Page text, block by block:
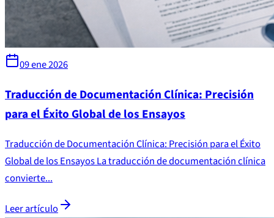
09 ene 2026
Traducción de Documentación Clínica: Precisión
para el Éxito Global de los Ensayos
Traducción de Documentación Clínica: Precisión para el Éxito
Global de los Ensayos La traducción de documentación clínica
convierte...
Leer artículo